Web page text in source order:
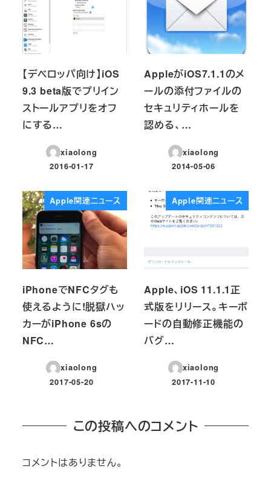
【デベロッパ向け】iOS
9.3 beta版でプリイン
ストールアプリをオフ
にする…
xiaolong
投稿日
2016-01-17
AppleがiOS7.1.1のメ
ールの添付ファイルの
セキュリティホールを
認める、…
xiaolong
投稿日
2014-05-06
Apple関連ニュース
iPhoneでNFCタグも
使えるように!脱獄ハッ
カーがiPhone 6sの
NFC…
xiaolong
投稿日
2017-05-20
Apple関連ニュース
Apple、iOS 11.1.1正
式版をリリース。キーボ
ードの自動修正機能の
バグ…
xiaolong
投稿日
2017-11-10
この投稿へのコメント
コメントはありません。